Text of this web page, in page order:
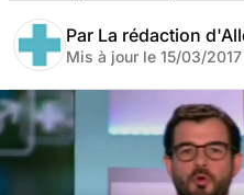
Par La rédaction
Mis à jour le 15/03/2017